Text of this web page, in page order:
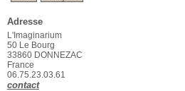
Adresse
L'Imaginarium
50 Le Bourg
33860 DONNEZAC
France
06.75.23.03.61
contact